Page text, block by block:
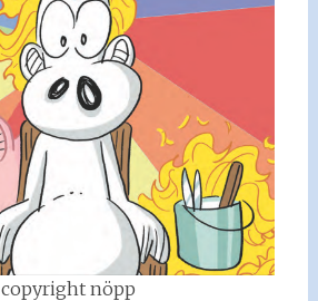
copyright nöpp